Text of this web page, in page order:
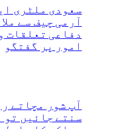
سعودی ملٹری
آرمی چیف سے
دفاعی تعلقات
امور پر گفتگو
آپ شور مچاتے
سنتے جائیں تو